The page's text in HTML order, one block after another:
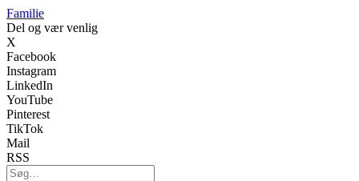
Familie
Del og vær venlig
X
Facebook
Instagram
LinkedIn
YouTube
Pinterest
TikTok
Mail
RSS